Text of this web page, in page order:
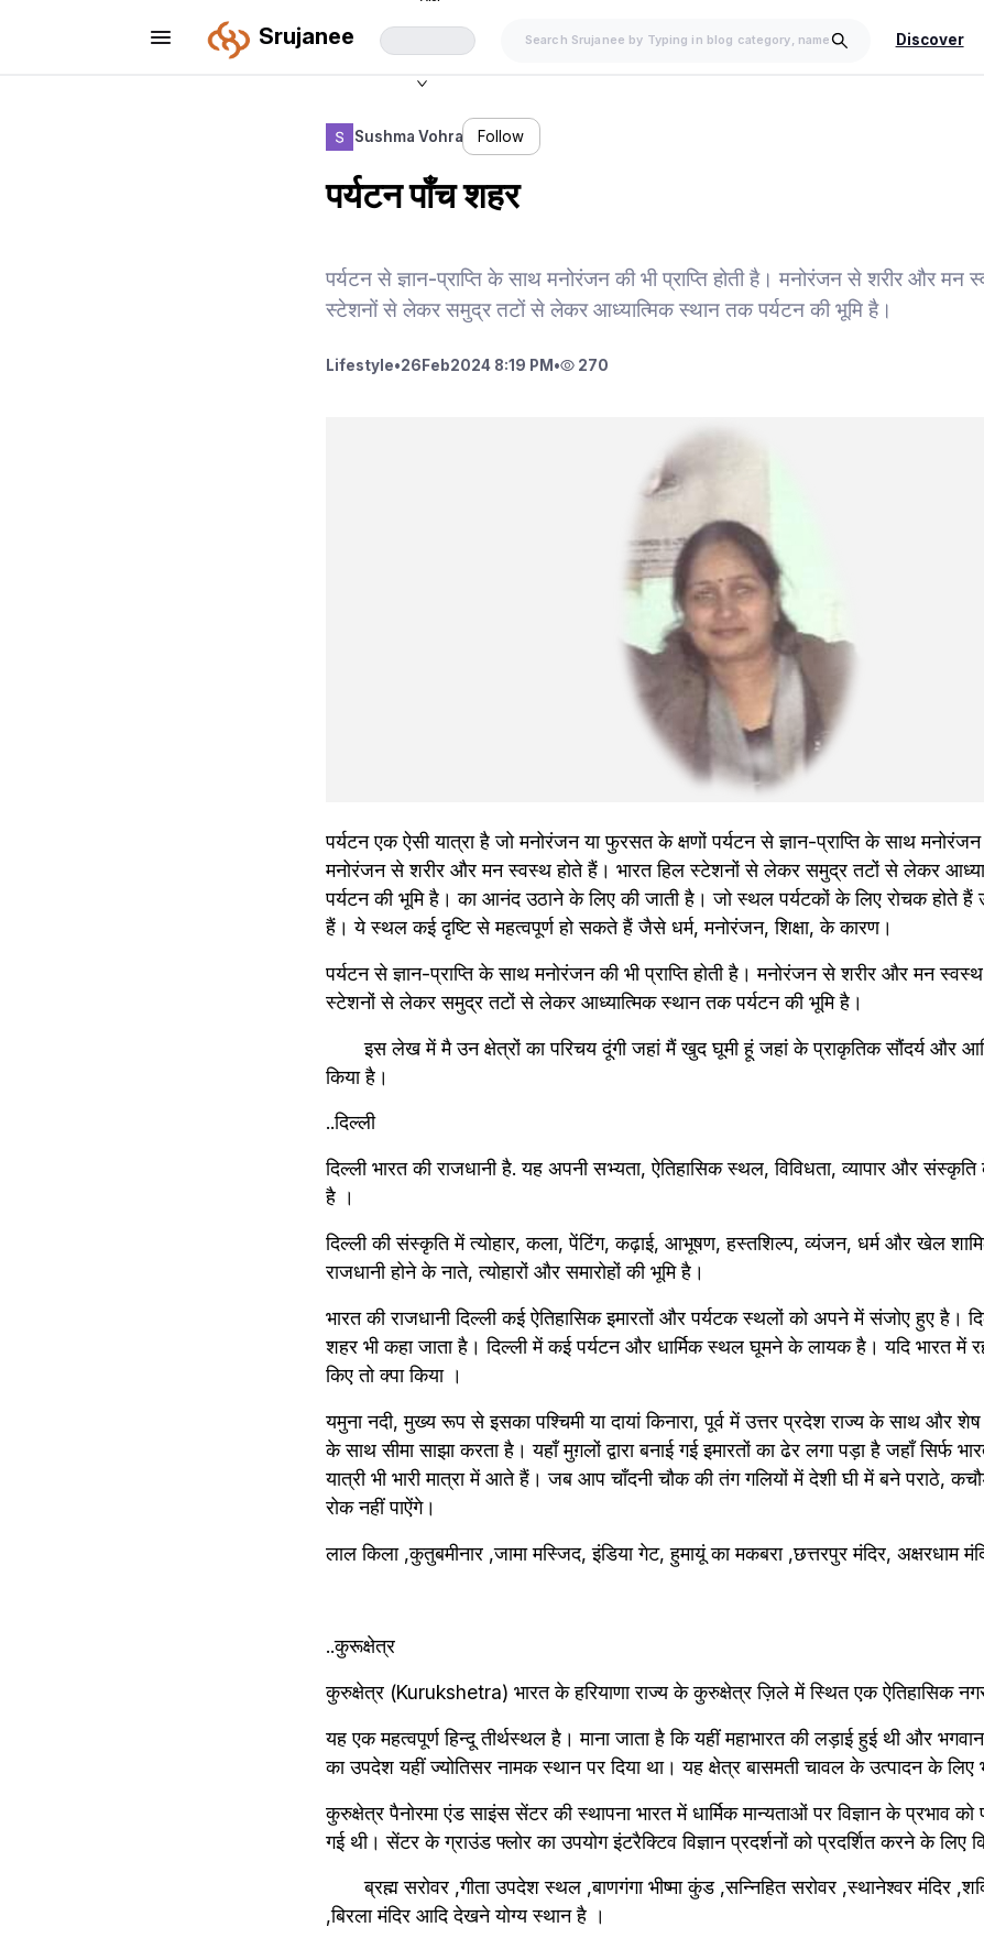
Srujanee Discover
Sushma Vohra Follow
पर्यटन पाँच शहर
पर्यटन से ज्ञान-प्राप्ति के साथ मनोरंजन की भी प्राप्ति होती है। मनोरंजन से शरीर और मन
स्टेशनों से लेकर समुद्र तटों से लेकर आध्यात्मिक स्थान तक पर्यटन की भूमि है।
Lifestyle•26 Feb2024 8:19 PM • 270
पर्यटन एक ऐसी यात्रा है जो मनोरंजन या फुरसत के क्षणों पर्यटन से ज्ञान-प्राप्ति के साथ मनोरंजन
मनोरंजन से शरीर और मन स्वस्थ होते हैं। भारत हिल स्टेशनों से लेकर समुद्र तटों से लेकर
पर्यटन की भूमि है। का आनंद उठाने के लिए की जाती है। जो स्थल पर्यटकों के लिए रोचक होते
हैं। ये स्थल कई दृष्टि से महत्वपूर्ण हो सकते हैं जैसे धर्म, मनोरंजन, शिक्षा, के कारण।
पर्यटन से ज्ञान-प्राप्ति के साथ मनोरंजन की भी प्राप्ति होती है। मनोरंजन से शरीर और मन
स्टेशनों से लेकर समुद्र तटों से लेकर आध्यात्मिक स्थान तक पर्यटन की भूमि है।
इस लेख में मै उन क्षेत्रों का परिचय दूंगी जहां मैं खुद घूमी हूं जहां के प्राकृतिक सौंदर्य और
किया है।
..दिल्ली
दिल्ली भारत की राजधानी है. यह अपनी सभ्यता, ऐतिहासिक स्थल, विविधता, व्यापार और
है ।
दिल्ली की संस्कृति में त्योहार, कला, पेंटिंग, कढ़ाई, आभूषण, हस्तशिल्प, व्यंजन, धर्म और खेल
राजधानी होने के नाते, त्योहारों और समारोहों की भूमि है।
भारत की राजधानी दिल्ली कई ऐतिहासिक इमारतों और पर्यटक स्थलों को अपने में संजोए हुए है।
शहर भी कहा जाता है। दिल्ली में कई पर्यटन और धार्मिक स्थल घूमने के लायक है। यदि भारत में
किए तो क्पा किया ।
यमुना नदी, मुख्य रूप से इसका पश्चिमी या दायां किनारा, पूर्व में उत्तर प्रदेश राज्य के साथ और शेष
के साथ सीमा साझा करता है। यहाँ मुग़लों द्वारा बनाई गई इमारतों का ढेर लगा पड़ा है जहाँ सिर्फ
यात्री भी भारी मात्रा में आते हैं। जब आप चाँदनी चौक की तंग गलियों में देशी घी में बने पराठे,
रोक नहीं पाऐंगे।
लाल किला ,कुतुबमीनार ,जामा मस्जिद, इंडिया गेट, हुमायूं का मकबरा ,छत्तरपुर मंदिर, अक्षरधाम
..कुरूक्षेत्र
कुरुक्षेत्र (Kurukshetra) भारत के हरियाणा राज्य के कुरुक्षेत्र ज़िले में स्थित एक ऐतिहासिक
यह एक महत्वपूर्ण हिन्दू तीर्थस्थल है। माना जाता है कि यहीं महाभारत की लड़ाई हुई थी और
का उपदेश यहीं ज्योतिसर नामक स्थान पर दिया था। यह क्षेत्र बासमती चावल के उत्पादन के लिए
कुरुक्षेत्र पैनोरमा एंड साइंस सेंटर की स्थापना भारत में धार्मिक मान्यताओं पर विज्ञान के प्रभाव
गई थी। सेंटर के ग्राउंड फ्लोर का उपयोग इंटरैक्टिव विज्ञान प्रदर्शनों को प्रदर्शित करने के लिए
ब्रह्म सरोवर ,गीता उपदेश स्थल ,बाणगंगा भीष्मा कुंड ,सन्निहित सरोवर ,स्थानेश्वर मंदिर
,बिरला मंदिर आदि देखने योग्य स्थान है ।